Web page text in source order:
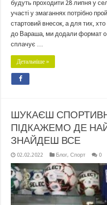
будуть проходити 28 липня у
участі у змаганнях потрібно
стартовий внесок, а для тих,
до Вараша, ми додали формат
сплачує …
Детальніше »
ШУКАЄШ
ПІДКАЖЕМО ДЕ
ЗНАЙДЕШ ВСЕ
02.02.2022 Блог,Спорт 0